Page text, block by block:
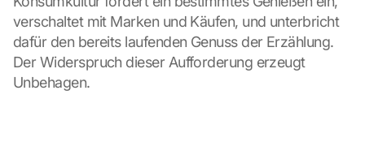
verschaltet mit Marken und Käufen, und unterbricht
dafür den bereits laufenden Genuss der Erzählung.
Der Widerspruch dieser Aufforderung erzeugt
Unbehagen.